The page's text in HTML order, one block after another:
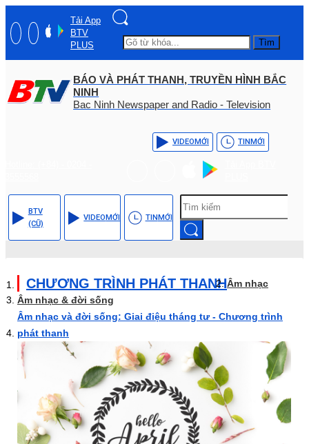
Tải App
BTV
PLUS
Tìm
BÁO VÀ PHÁT THANH, TRUYỀN HÌNH BẮC
NINH
Bac Ninh Newspaper and Radio - Television
VIDEOMỚI TINMỚI
BTV
(CŨ)
VIDEOMỚI TINMỚI
CHƯƠNG TRÌNH PHÁT THANHÂm nhạc
Âm nhạc & đời sống
Âm nhạc và đời sống: Giai điệu tháng tư - Chương trình
phát thanh